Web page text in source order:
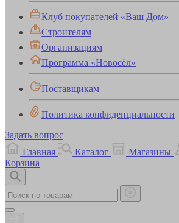
Клуб покупателей «Ваш Дом»
Строителям
Организациям
Программа «Новосёл»
Поставщикам
Политика конфиденциальности
Задать вопрос
Главная
Каталог Магазины
Корзина